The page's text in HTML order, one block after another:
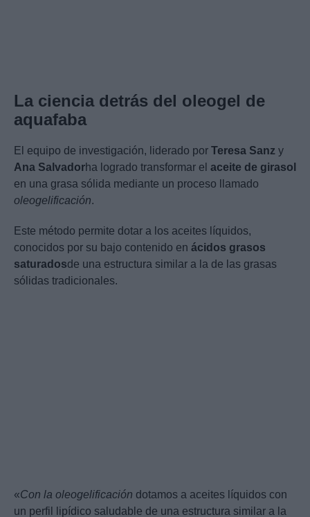
La ciencia detrás del oleogel de
aquafaba
El equipo de investigación, liderado por Teresa Sanz y
Ana Salvadorha logrado transformar el aceite de girasol
en una grasa sólida mediante un proceso llamado
oleogelificación.
Este método permite dotar a los aceites líquidos,
conocidos por su bajo contenido en ácidos grasos
saturadosde una estructura similar a la de las grasas
sólidas tradicionales.
«Con la oleogelificación dotamos a aceites líquidos con
un perfil lipídico saludable de una estructura similar a la